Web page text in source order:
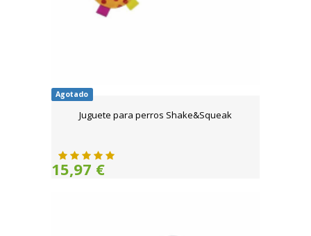
Agotado
Juguete para perros Shake&Squeak
15,97 €